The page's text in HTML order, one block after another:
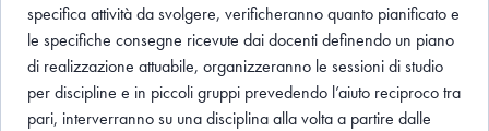
specifica attività da svolgere, verificheranno quanto pianificato e
le specifiche consegne ricevute dai docenti definendo un piano
di realizzazione attuabile, organizzeranno le sessioni di studio
per discipline e in piccoli gruppi prevedendo l’aiuto reciproco tra
pari, interverranno su una disciplina alla volta a partire dalle